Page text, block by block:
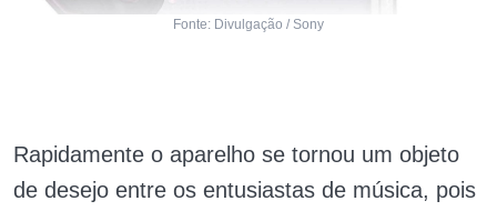
Fonte: Divulgação / Sony
Rapidamente o aparelho se tornou um objeto
de desejo entre os entusiastas de música, pois